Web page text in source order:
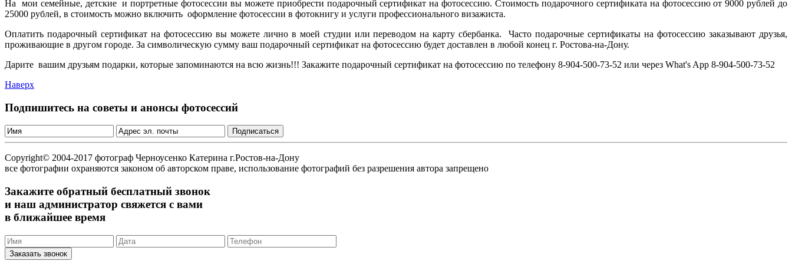
На мои семейные, детские и портретные фотосессии вы можете приобрести подарочный сертификат на фотосессию. Стоимость подарочного сертификата на фотосессию от 9000 рублей до
25000 рублей, в стоимость можно включить оформление фотосессии в фотокнигу и услуги профессионального визажиста.
Оплатить подарочный сертификат на фотосессию вы можете лично в моей студии или переводом на карту сбербанка. Часто подарочные сертификаты на фотосессию заказывают друзья,
проживающие в другом городе. За символическую сумму ваш подарочный сертификат на фотосессию будет доставлен в любой конец г. Ростова-на-Дону.
Дарите вашим друзьям подарки, которые запоминаются на всю жизнь!!! Закажите подарочный сертификат на фотосессию по телефону 8-904-500-73-52 или через What's App 8-904-500-73-52
Наверх
Подпишитесь на советы и анонсы фотосессий
Copyright© 2004-2017 фотограф Черноусенко Катерина г.Ростов-на-Дону
все фотографии охраняются законом об авторском праве, использование фотографий без разрешения автора запрещено
Закажите обратный бесплатный звонок
и наш администратор свяжется с вами
в ближайшее время